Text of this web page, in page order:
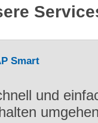
Smart
und